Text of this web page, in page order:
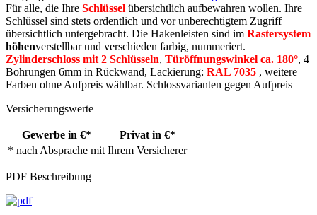
Für alle, die Ihre Schlüssel übersichtlich aufbewahren wollen. Ihre
Schlüssel sind stets ordentlich und vor unberechtigtem Zugriff
übersichtlich untergebracht. Die Hakenleisten sind im Rastersystem
höhenverstellbar und verschieden farbig, nummeriert.
Zylinderschloss mit 2 Schlüsseln, Türöffnungswinkel ca. 180°, 4
Bohrungen 6mm in Rückwand, Lackierung: RAL 7035 , weitere
Farben ohne Aufpreis wählbar. Schlossvarianten gegen Aufpreis
Versicherungswerte
Gewerbe in €*
Privat in €*
* nach Absprache mit Ihrem Versicherer
PDF Beschreibung